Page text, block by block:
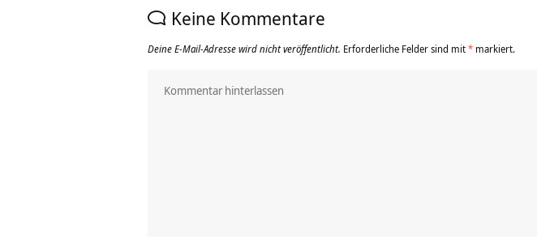
Keine Kommentare
Deine E-Mail-Adresse wird nicht veröffentlicht. Erforderliche Felder sind mit* markiert.